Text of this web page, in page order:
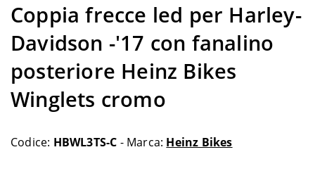
Coppia frecce led per Harley-
Davidson -'17 con fanalino
posteriore Heinz Bikes
Winglets cromo
Codice: HBWL3TS-C - Marca: Heinz Bikes